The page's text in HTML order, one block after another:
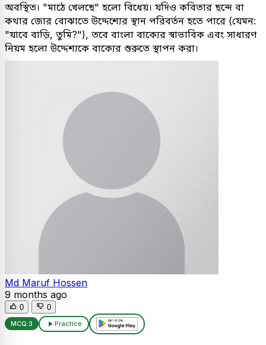
অবস্থিত। "মাঠে খেলছে" হলো বিধেয়। যদিও কবিতার ছন্দে বা
কথার জোর বোঝাতে উদ্দেশ্যের স্থান পরিবর্তন হতে পারে (যেমন:
"যাবে বাড়ি, তুমি?"), তবে বাংলা বাক্যের স্বাভাবিক এবং সাধারণ
নিয়ম হলো উদ্দেশ্যকে বাক্যের শুরুতে স্থাপন করা।
Md Maruf Hossen
9 months ago
0 0
MCQ:3 Practice